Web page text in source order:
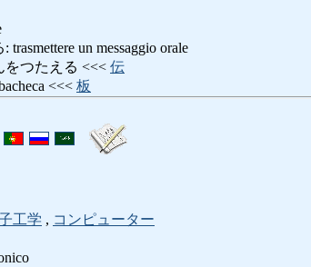
un messaggio orale
をつたえる <<< 伝
<<< 板
工学 , コンピューター